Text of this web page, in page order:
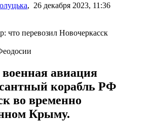
, 26 декабря 2023, 11:36
авиация
корабль РФ
во временно
Крыму.